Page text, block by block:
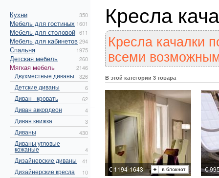
Кухни 350
Мебель для гостиных 1601
Мебель для столовой 611
Мебель для кабинетов294
Спальня 1975
Детская мебель 260
Мягкая мебель 2146
Двухместные диваны 326
Детские диваны 6
Диван - кровать 62
Диван аккордеон 4
Диван книжка 3
Диваны 430
Диваны угловые
кожаные 4
Дизайнерские диваны 41
Дизайнерские кресла 10
Кресла
Кресла качалки
всеми
В этой категории 3 товара
€ 1194-1643 €